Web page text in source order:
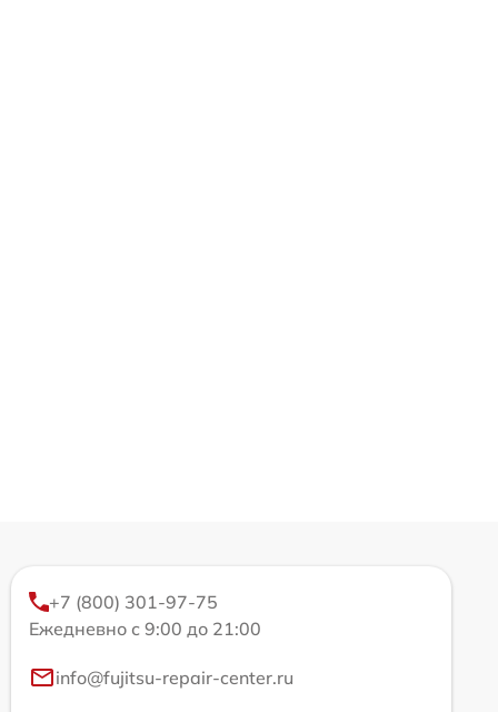
+7 (800) 301-97-75
Ежедневно с 9:00 до 21:00
info@fujitsu-repair-center.ru